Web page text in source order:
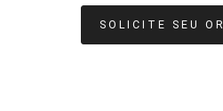
SOLICITE SEU